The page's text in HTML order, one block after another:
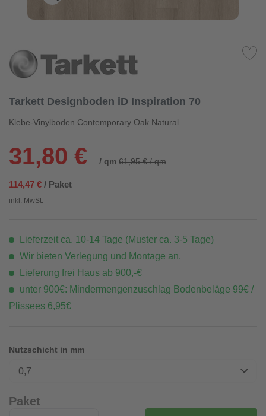
Tarkett Designboden iD Inspiration 70
Klebe-Vinylboden Contemporary Oak Natural
31,80 € / qm 61,95 € / qm
114,47 € / Paket
inkl. MwSt.
Lieferzeit ca. 10-14 Tage (Muster ca. 3-5 Tage)
Wir bieten Verlegung und Montage an.
Lieferung frei Haus ab 900,-€
unter 900€: Mindermengenzuschlag Bodenbeläge 99€ /
Plissees 6,95€
Nutzschicht in mm
0,7
Paket